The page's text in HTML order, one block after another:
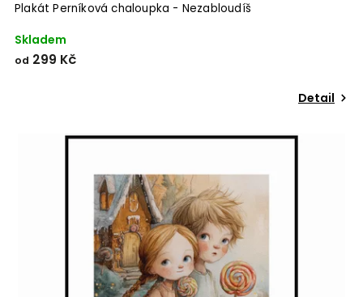
Plakát Perníková chaloupka - Nezabloudíš
Skladem
od 299 Kč
Detail